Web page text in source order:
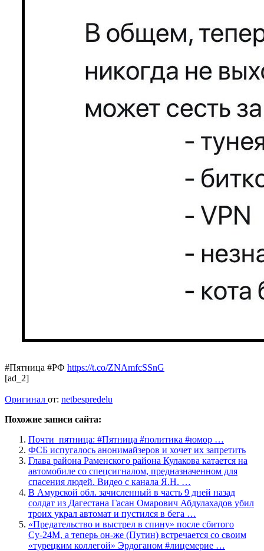
#Пятница #РФ https://t.co/ZNAmfcSSnG
[ad_2]
Оригинал от: netbespredelu
Похожие записи сайта:
Почти_пятница: #Пятница #политика #юмор …
ФСБ испугалось анонимайзеров и хочет их запретить
Глава района Раменского района Кулакова катается на
автомобиле со спецсигналом, предназначенном для
спасения людей. Видео с канала Я.Н. …
В Амурской обл. зачисленный в часть 9 дней назад
солдат из Дагестана Гасан Омарович Абдулахадов убил
троих украл автомат и пустился в бега …
«Предательство и выстрел в спину» после сбитого
Су-24М, а теперь он-же (Путин) встречается со своим
«турецким коллегой» Эрдоганом #лицемерие …